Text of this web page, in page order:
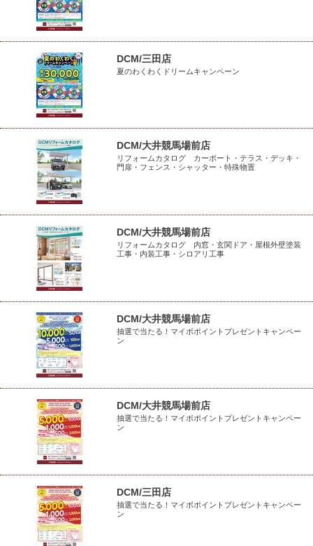
DCM/三田店
夏のわくわくドリームキャンペーン
DCM/大井競馬場前店
リフォームカタログ カーポート・テラス・デッキ・
門扉・フェンス・シャッター・特殊物置
DCM/大井競馬場前店
リフォームカタログ 内窓・玄関ドア・屋根外壁塗装
工事・内装工事・シロアリ工事
DCM/大井競馬場前店
抽選で当たる！マイボポイントプレゼントキャンペー
ン
DCM/大井競馬場前店
抽選で当たる！マイボポイントプレゼントキャンペー
ン
DCM/三田店
抽選で当たる！マイボポイントプレゼントキャンペー
ン